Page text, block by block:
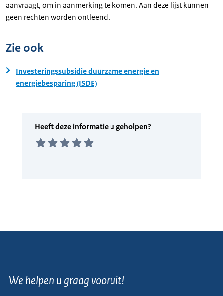
aanvraagt, om in aanmerking te komen. Aan deze lijst kunnen
geen rechten worden ontleend.
Zie ook
Investeringssubsidie duurzame energie en
energiebesparing (ISDE)
We helpen u graag vooruit!